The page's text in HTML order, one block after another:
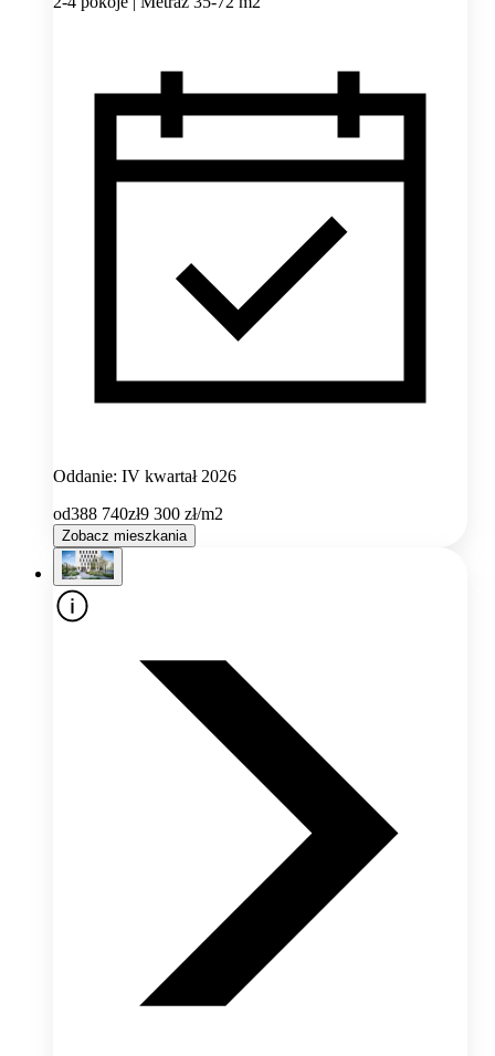
Oddanie: IV kwartał 2026
od388 740zł9 300 zł/m2
Zobacz mieszkania